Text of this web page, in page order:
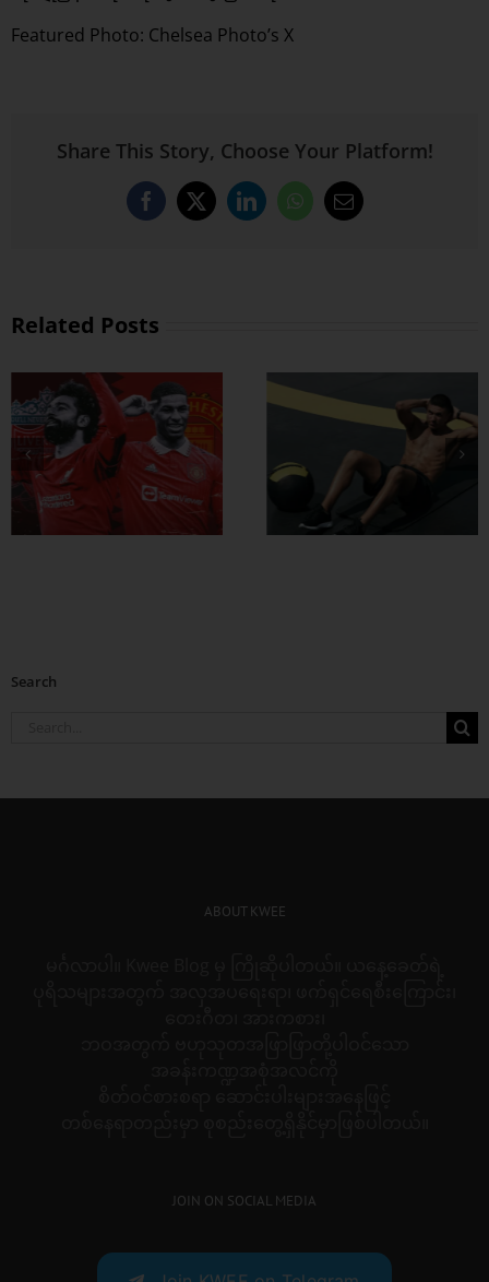
Featured Photo: Chelsea Photo’s X
Share This Story, Choose Your Platform!
Facebook
X LinkedInWhatsApp
Email
Related Posts
ထိထိရောက်ရောက်
ဗိုက်ခေါက် အဆီ
တွေ ချဖို့
Search
ABOUT KWEE
JOIN ON SOCIAL MEDIA